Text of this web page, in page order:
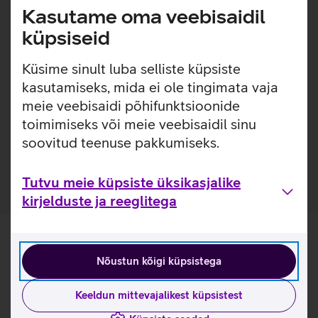
Kasutame oma veebisaidil
küpsiseid
Küsime sinult luba selliste küpsiste
kasutamiseks, mida ei ole tingimata vaja
meie veebisaidi põhifunktsioonide
toimimiseks või meie veebisaidil sinu
soovitud teenuse pakkumiseks.
Tutvu meie küpsiste üksikasjalike
kirjelduste ja reeglitega
Nõustun kõigi küpsistega
Keeldun mittevajalikest küpsistest
nutitelefonidest kuni sülearvutiteni välja. USB-C tugi
kohandab automaatselt väljundvõimsust vastavalt seadme
energiavajadustele, tagades nii optimaalse efektiivsuse kui
maksimaalse mugavuse kaasaskandmisel.
Kasulikud lingid
Tutvu Lenovo 65 W GaN Nano laadija omaduste ja
kasutusviisidega tootja kodulehel